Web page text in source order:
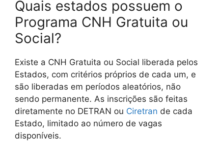
Quais estados possuem o
Programa CNH Gratuita ou
Social?
Existe a CNH Gratuita ou Social liberada pelos
Estados, com critérios próprios de cada um, e
são liberadas em períodos aleatórios, não
sendo permanente. As inscrições são feitas
diretamente no DETRAN ou Ciretran de cada
Estado, limitado ao número de vagas
disponíveis.